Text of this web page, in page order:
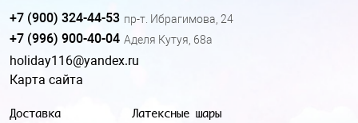
Доставка
Латексные шары
+7 (900) 324-44-53 пр-т. Ибрагимова, 24
+7 (996) 900-40-04 Аделя Кутуя, 68а
holiday116@yandex.ru
Карта сайта